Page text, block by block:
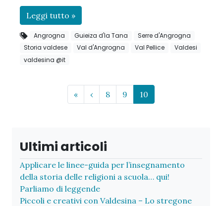
Leggi tutto »
Angrogna Guieiza d'la Tana
Serre d'Angrogna
Storia valdese
Val d'Angrogna Val Pellice
Valdesi
valdesina @it
« ‹ Page
8 Page
9 Current Page
10
Ultimi articoli
Applicare le linee-guida per l’insegnamento
della storia delle religioni a scuola… qui!
Parliamo di leggende
Piccoli e creativi con Valdesina – Lo stregone